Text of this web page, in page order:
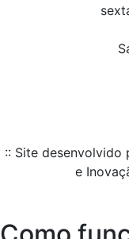
:: Site desenvolvido
e